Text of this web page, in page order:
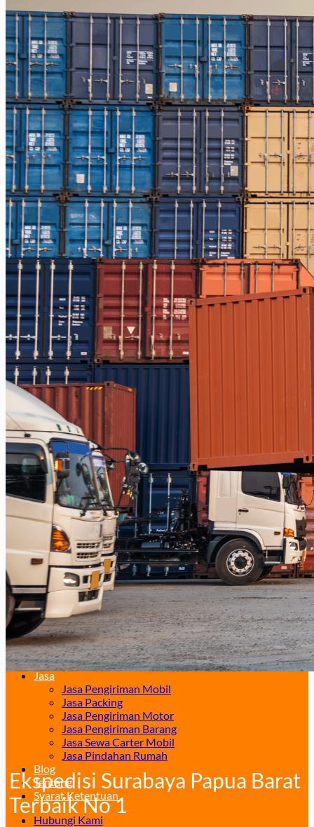
Jakarta – Gorontalo
Jakarta – Samarinda
Makassar
Makassar – Balikpapan
Makassar – Samarinda
Makassar – Ambon
Makassar – Halmahera Tengah
Makassar – Manado
Makassar – Ternate
Makassar – Biak
Makassar – Timika
Makassar – Fakfak
Makassar – Tual
Makassar – Jayapura
Makassar – Kaimana
Makassar – Sorong
Makassar – Manokwari
Makassar – Merauke
Makassar – Nabire
Makassar – Papua
Makassar – Serui
Balikpapan
Balikpapan – Makassar
Balikpapan – Papua
Balikpapan – Ternate
Balikpapan – Kendari
Balikpapan – Surabaya
Balikpapan – Semarang
Balikpapan – Manado
Balikpapan – Jakarta
Balikpapan – Bali
Samarinda
Samarinda – Kendari
Samarinda – Makassar
Surabaya
Surabaya – Tenggarong
Surabaya – Grogot
Surabaya – Sangatta
Surabaya – Tanjung Selor
Surabaya – Berau
Surabaya – Tarakan
Surabaya – Malinau
Surabaya – Bontang
Surabaya – Gorontalo
Surabaya – Kendari
Surabaya – Samarinda
Surabaya – Balikpapan
Surabaya – Manado
Surabaya – Palu
Surabaya – Makassar
Jasa
Jasa Pengiriman Mobil
Jasa Packing
Jasa Pengiriman Motor
Jasa Pengiriman Barang
Jasa Sewa Carter Mobil
Jasa Pindahan Rumah
Blog
Tentang
Syarat Ketentuan
Hubungi Kami
Ekspedisi Surabaya Papua Barat
Terbaik No 1